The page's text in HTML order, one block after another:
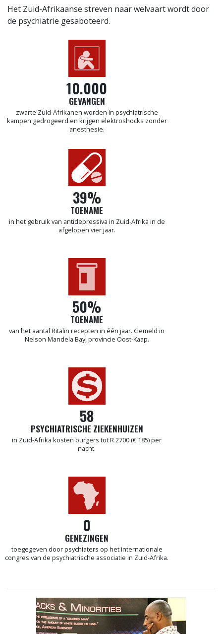
Het Zuid-Afrikaanse streven naar welvaart wordt door
de psychiatrie gesaboteerd.
10.000
GEVANGEN
zwarte Zuid-Afrikanen worden in psychiatrische
kampen gedrogeerd en krijgen elektroshocks zonder
anesthesie.
39%
TOENAME
in het gebruik van antidepressiva in Zuid-Afrika in de
afgelopen vier jaar.
50%
TOENAME
van het aantal Ritalin recepten in één jaar. Gemeld in
Nelson Mandela Bay, provincie Oost-Kaap.
58
PSYCHIATRISCHE ZIEKENHUIZEN
in Zuid-Afrika kosten burgers tot R 2700 (€ 185) per
nacht.
0
GENEZINGEN
toegegeven door psychiaters op het internationale
congres van de psychiatrische associatie in Zuid-Afrika.